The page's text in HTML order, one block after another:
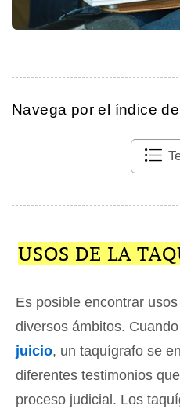
Navega por el índice
USOS DE LA
Es posible encontrar
diversos ámbitos.
juicio, un taquígrafo se
diferentes testimonios
proceso judicial. Los